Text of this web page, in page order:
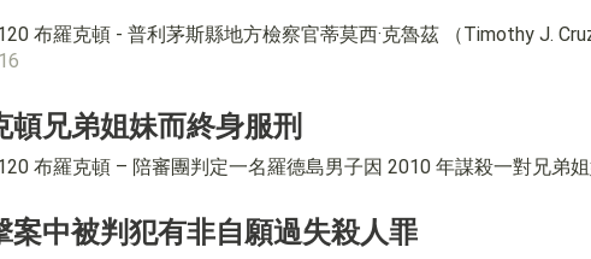
布羅克頓 - 普利茅斯縣地方檢察官蒂莫西·克魯茲 （Timothy J.
兄弟姐妹而終身服刑
布羅克頓 – 陪審團判定一名羅德島男子因 2010 年謀殺一對兄弟姐
中被判犯有非自願過失殺人罪